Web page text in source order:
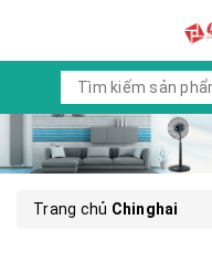
Trang chủ Chinghai